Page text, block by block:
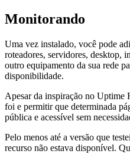
Monitorando
Uma vez instalado, você pode
roteadores, servidores, desktop,
outro equipamento da sua rede
disponibilidade.
Apesar da inspiração no Uptime
foi e permitir que determinada
pública e acessível sem
Pelo menos até a versão que
recurso não estava disponível.